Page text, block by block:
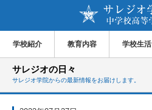
学校紹介 教育内容 学校生活
サレジオの日々
サレジオ学院からの最新情報をお届けします。